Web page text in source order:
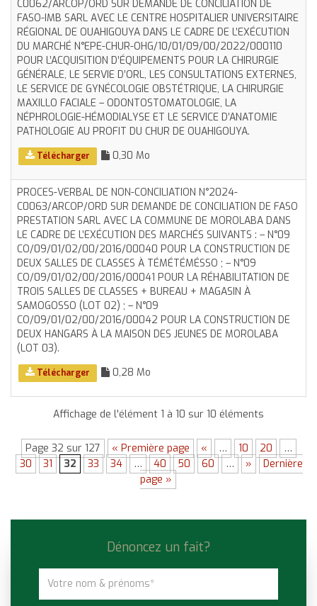
C0062/ARCOP/ORD SUR DEMANDE DE CONCILIATION DE
FASO-IMB SARL AVEC LE CENTRE HOSPITALIER UNIVERSITAIRE
RÉGIONAL DE OUAHIGOUYA DANS LE CADRE DE L’EXÉCUTION
DU MARCHÉ N°EPE-CHUR-OHG/10/01/09/00/2022/000110
POUR L’ACQUISITION D’ÉQUIPEMENTS POUR LA CHIRURGIE
GÉNÉRALE, LE SERVIE D’ORL, LES CONSULTATIONS EXTERNES,
LE SERVICE DE GYNÉCOLOGIE OBSTÉTRIQUE, LA CHIRURGIE
MAXILLO FACIALE – ODONTOSTOMATOLOGIE, LA
NÉPHROLOGIE-HÉMODIALYSE ET LE SERVICE D’ANATOMIE
PATHOLOGIE AU PROFIT DU CHUR DE OUAHIGOUYA.
Télécharger 0,30 Mo
PROCES-VERBAL DE NON-CONCILIATION N°2024-
C0063/ARCOP/ORD SUR DEMANDE DE CONCILIATION DE FASO
PRESTATION SARL AVEC LA COMMUNE DE MOROLABA DANS
LE CADRE DE L’EXÉCUTION DES MARCHÉS SUIVANTS : – N°09
CO/09/01/02/00/2016/00040 POUR LA CONSTRUCTION DE
DEUX SALLES DE CLASSES À TÉMÉTÉMÉSSO ; – N°09
CO/09/01/02/00/2016/00041 POUR LA RÉHABILITATION DE
TROIS SALLES DE CLASSES + BUREAU + MAGASIN À
SAMOGOSSO (LOT 02) ; – N°09
CO/09/01/02/00/2016/00042 POUR LA CONSTRUCTION DE
DEUX HANGARS À LA MAISON DES JEUNES DE MOROLABA
(LOT 03).
Télécharger 0,28 Mo
Affichage de l'élément 1 à 10 sur 10 éléments
Page 32 sur 127 « Première page « … 10 20
…
30
31 32 33 34 … 40 50 60 … »
Dernière
page »
Dénoncez un fait?